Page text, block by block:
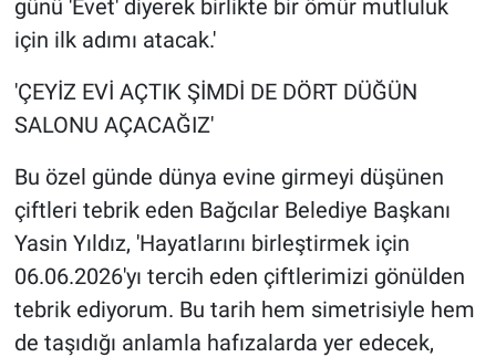
günü 'Evet' diyerek birlikte bir ömür mutluluk
için ilk adımı atacak.'
'ÇEYİZ EVİ AÇTIK ŞİMDİ DE DÖRT DÜĞÜN
SALONU AÇACAĞIZ'
Bu özel günde dünya evine girmeyi düşünen
çiftleri tebrik eden Bağcılar Belediye Başkanı
Yasin Yıldız, 'Hayatlarını birleştirmek için
06.06.2026'yı tercih eden çiftlerimizi gönülden
tebrik ediyorum. Bu tarih hem simetrisiyle hem
de taşıdığı anlamla hafızalarda yer edecek,
Türkiye'nin Geleceği
Türkiye'nin Gündemi
Yerel Gündem
Yerel Yaşam
Canlı Yayın